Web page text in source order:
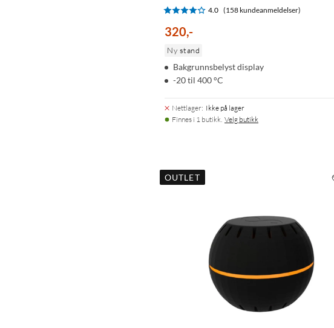
4.0 (158 kundeanmeldelser)
320,-
Ny stand
Bakgrunnsbelyst display
-20 til 400 °C
Nettlager: Ikke på lager
Finnes i 1 butikk. Velg butikk
OUTLET